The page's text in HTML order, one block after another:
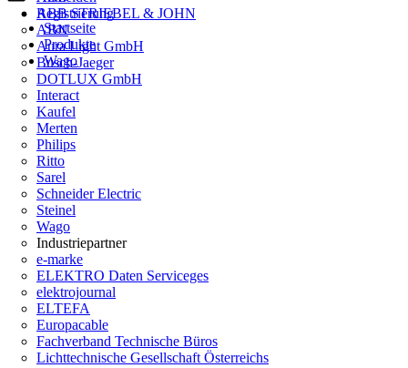
ABB STRIEBEL & JOHN
ABN
Aura Light GmbH
Busch-Jaeger
DOTLUX GmbH
Interact
Kaufel
Merten
Philips
Ritto
Sarel
Schneider Electric
Steinel
Wago
Industriepartner
e-marke
ELEKTRO Daten Serviceges
elektrojournal
ELTEFA
Europacable
Fachverband Technische Büros
Lichttechnische Gesellschaft Österreichs
Registrierung
Startseite
Produkte
Wago